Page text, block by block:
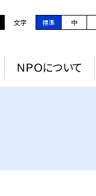
文字 標準 中
ＮＰＯについて